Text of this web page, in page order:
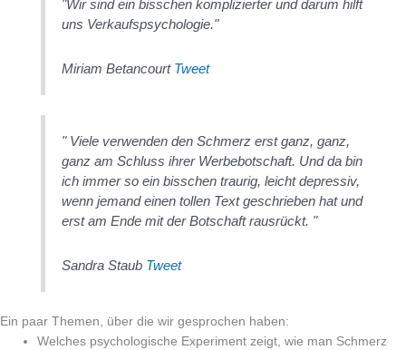
"Wir sind ein bisschen komplizierter und darum hilft
uns Verkaufspsychologie."
Miriam Betancourt Tweet
" Viele verwenden den Schmerz erst ganz, ganz,
ganz am Schluss ihrer Werbebotschaft. Und da bin
ich immer so ein bisschen traurig, leicht depressiv,
wenn jemand einen tollen Text geschrieben hat und
erst am Ende mit der Botschaft rausrückt. "
Sandra Staub Tweet
Ein paar Themen, über die wir gesprochen haben:
Welches psychologische Experiment zeigt, wie man Schmerz